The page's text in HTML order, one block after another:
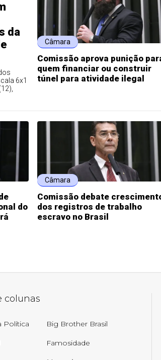
da
6x1
Câmara
Comissão aprova punição
quem financiar ou construir
túnel para atividade ilegal
do
Câmara
Comissão debate
dos registros de trabalho
escravo no Brasil
colunas
Política Big Brother Brasil
Famosidade